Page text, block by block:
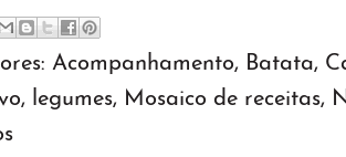
Acompanhamento, Batata,
, legumes, Mosaico de receitas,